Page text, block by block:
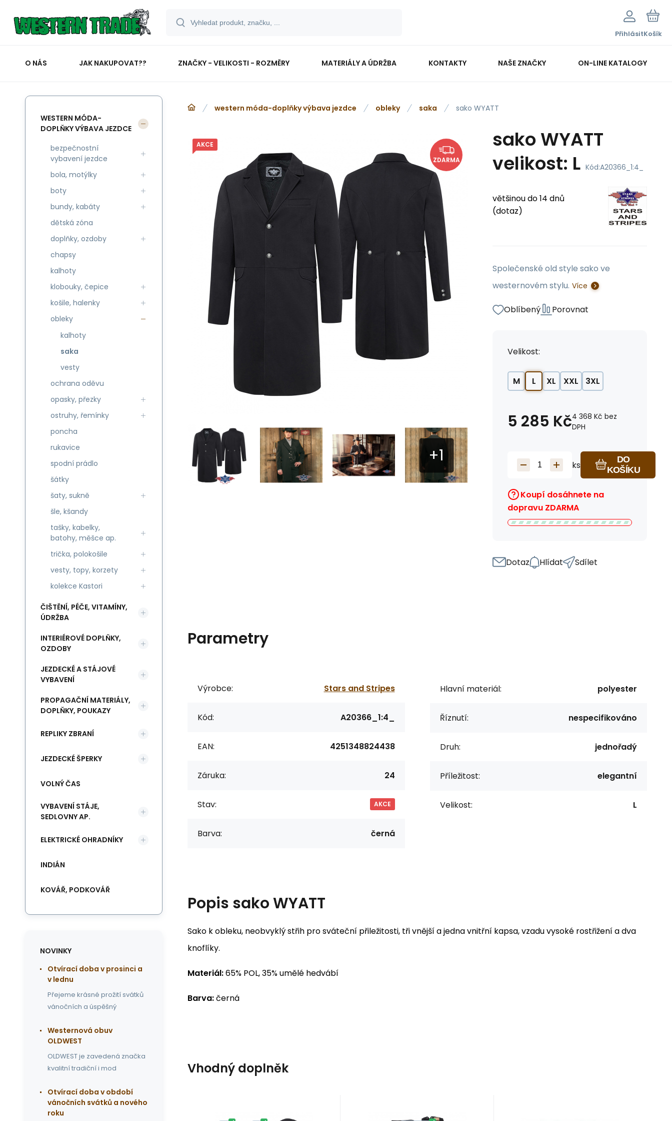
PřihlásitKošík
O NÁS JAK NAKUPOVAT?? ZNAČKY - VELIKOSTI - ROZMĚRY MATERIÁLY A ÚDRŽBA KONTAKTY NAŠE ZNAČKY ON-LINE KATALOGY
western móda-doplňky výbava jezdce obleky saka sako WYATT
AKCE
ZDARMA
sako WYATT
velikost: L Kód:A20366_1:4_
většinou do 14 dnů
(dotaz)
Společenské old style sako ve
westernovém stylu. Více
Oblíbený Porovnat
Velikost:
M L XL XXL 3XL
5 285 Kč4 368 Kč bez
DPH
ks
DO
KOŠÍKU
Koupí dosáhnete na
dopravu ZDARMA
Dotaz Hlídat Sdílet
Parametry
Výrobce: Stars and Stripes
Kód: A20366_1:4_
EAN: 4251348824438
Záruka: 24
Stav: AKCE
Barva: černá
Hlavní materiál: polyester
Říznutí: nespecifikováno
Druh: jednořadý
Příležitost: elegantní
Velikost: L
Popis sako WYATT
Sako k obleku, neobvyklý střih pro sváteční přiležitosti, tři vnější a jedna vnitřní kapsa, vzadu vysoké rostřižení a dva
knoflíky.
Materiál:65% POL, 35% umělé hedvábí
Barva:černá
Vhodný doplněk
Kód:A20315 Kód:A20369
WESTERN MÓDA-
DOPLŇKY VÝBAVA JEZDCE
bezpečnostní
vybavení jezdce
bola, motýlky
boty
bundy, kabáty
dětská zóna
doplňky, ozdoby
chapsy
kalhoty
klobouky, čepice
košile, halenky
obleky
kalhoty
saka
vesty
ochrana oděvu
opasky, přezky
ostruhy, řemínky
poncha
rukavice
spodní prádlo
šátky
šaty, sukně
šle, kšandy
tašky, kabelky,
batohy, měšce ap.
trička, polokošile
vesty, topy, korzety
kolekce Kastori
ČIŠTĚNÍ, PÉČE, VITAMÍNY,
ÚDRŽBA
INTERIÉROVÉ DOPLŇKY,
OZDOBY
JEZDECKÉ A STÁJOVÉ
VYBAVENÍ
PROPAGAČNÍ MATERIÁLY,
DOPLŇKY, POUKAZY
REPLIKY ZBRANÍ
JEZDECKÉ ŠPERKY
VOLNÝ ČAS
VYBAVENÍ STÁJE,
SEDLOVNY AP.
ELEKTRICKÉ OHRADNÍKY
INDIÁN
KOVÁŘ, PODKOVÁŘ
NOVINKY
Otvírací doba v prosinci a
v lednu
Přejeme krásné prožití svátků
vánočních a úspěšný
Westernová obuv
OLDWEST
OLDWEST je zavedená značka
kvalitní tradiční i mod
Otvírací doba v období
vánočních svátků a nového
roku